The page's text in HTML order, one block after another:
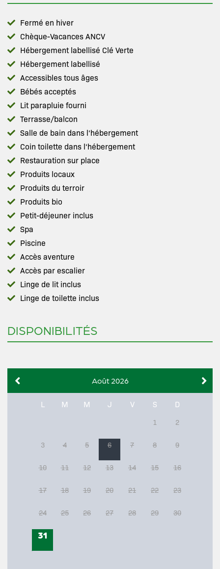
Fermé en hiver
Chèque-Vacances ANCV
Hébergement labellisé Clé Verte
Hébergement labellisé
Accessibles tous âges
Bébés acceptés
Lit parapluie fourni
Terrasse/balcon
Salle de bain dans l‘hébergement
Coin toilette dans l‘hébergement
Restauration sur place
Produits locaux
Produits du terroir
Produits bio
Petit-déjeuner inclus
Spa
Piscine
Accès aventure
Accès par escalier
Linge de lit inclus
Linge de toilette inclus
DISPONIBILITÉS
Août 2026
L M M J V S D
1 2
3 4 5 6 7 8 9
10 11 12 13 14 15 16
17 18 19 20 21 22 23
24 25 26 27 28 29 30
31